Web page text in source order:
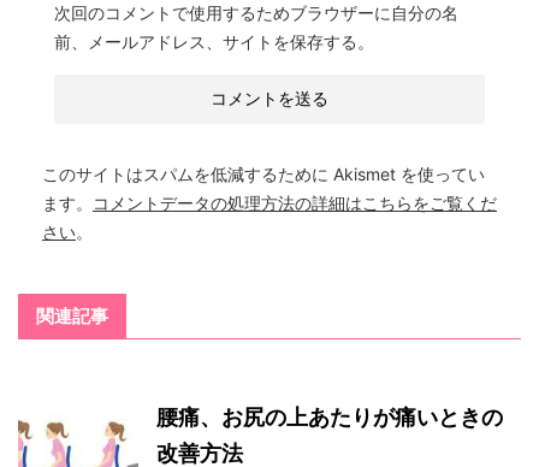
次回のコメントで使用するためブラウザーに自分の名
前、メールアドレス、サイトを保存する。
このサイトはスパムを低減するために Akismet を使ってい
ます。
コメントデータの処理方法の詳細はこちらをご覧くだ
さい。
関連記事
腰痛、お尻の上あたりが痛いときの
改善方法